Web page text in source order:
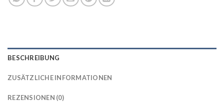
BESCHREIBUNG
ZUSÄTZLICHE INFORMATIONEN
REZENSIONEN (0)